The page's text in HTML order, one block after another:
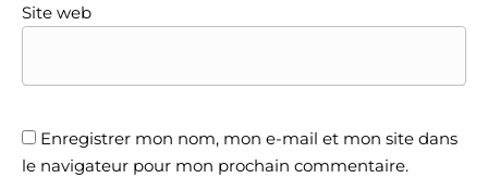
Site web
Enregistrer mon nom, mon e-mail et mon site dans
le navigateur pour mon prochain commentaire.